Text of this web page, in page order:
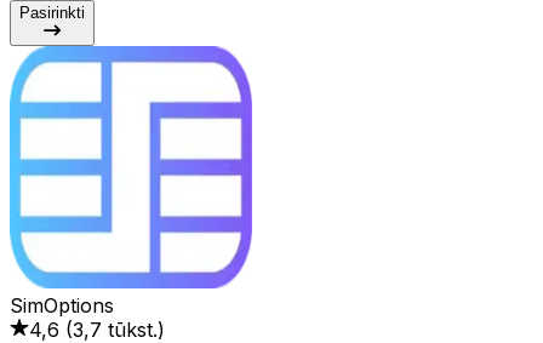
Pasirinkti
SimOptions
4,6 (3,7 tūkst.)